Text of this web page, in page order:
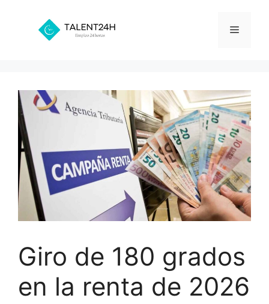
contenido
Menú
Giro de 180 grados
en la renta de 2026